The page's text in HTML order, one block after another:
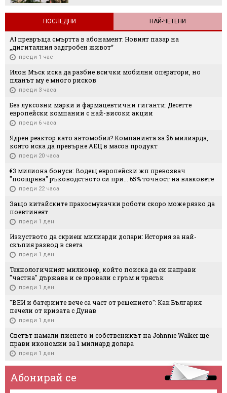
ПОСЛЕДНИ НАЙ-ЧЕТЕНИ
AI превръща смъртта в абонамент: Новият пазар на
„дигиталния задгробен живот“
преди 1 час
Илон Мъск иска да разбие всички мобилни оператори, но
планът му е много рисков
преди 3 часа
Без луксозни марки и фармацевтични гиганти: Десетте
европейски компании с най-високи акции
преди 6 часа
Ядрен реактор като автомобил? Компанията за $6 милиарда,
която иска да превърне АЕЦ в масов продукт
преди 20 часа
€3 милиона бонуси: Водещ европейски жп превозвач
"поощрява" ръководството си при... 65% точност на влаковете
преди 22 часа
Защо китайските прахосмукачки роботи скоро може рязко да
поевтинеят
преди 1 ден
Изкуството да скриеш милиарди долари: История за най-
скъпия развод в света
преди 1 ден
Технологичният милионер, който поиска да си направи
"частна" държава и се провали с гръм и трясък
преди 1 ден
"ВЕИ и батериите вече са част от решението": Как България
печели от кризата с Дунав
преди 1 ден
Светът намали пиенето и собственикът на Johnnie Walker ще
прави икономии за 1 милиард долара
преди 1 ден
Абонирай се